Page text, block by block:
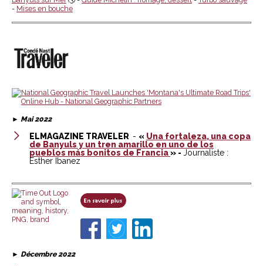
- Mises en bouche
► Mai 2022
ELMAGAZINE TRAVELER - « Una fortaleza, una copa
de Banyuls y un tren amarillo en uno de los
pueblos más bonitos de Francia » - Journaliste :
Esther Ibanez
► Décembre 2022